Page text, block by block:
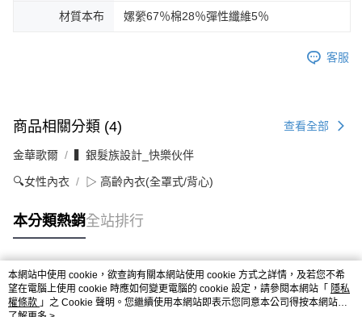
材質本布 嫘縈67％棉28％彈性纖維5％
客服
商品相關分類 (4) 查看全部
金華歌爾 ▍銀髮族設計_快樂伙伴
🔍女性內衣 ▷ 高齡內衣(全罩式/背心)
本分類熱銷全站排行
熱門標籤
本網站中使用 cookie，欲查詢有關本網站使用 cookie 方式之詳情，及若您不希
望在電腦上使用 cookie 時應如何變更電腦的 cookie 設定，請參閱本網站「 隱私
權條款 」之 Cookie 聲明。您繼續使用本網站即表示您同意本公司得按本網站使